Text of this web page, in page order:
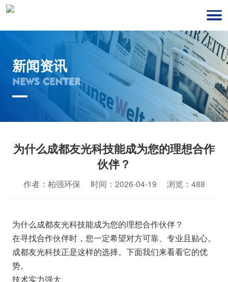
新闻资讯
NEWS CENTER
为什么成都友光科技能成为您的理想合作
伙伴？
作者：柏强环保 时间：2026-04-19 浏览：488
为什么成都友光科技能成为您的理想合作伙伴？
在寻找合作伙伴时，您一定希望对方可靠、专业且贴心。
成都友光科技正是这样的选择。下面我们来看看它的优
势。
技术实力强大